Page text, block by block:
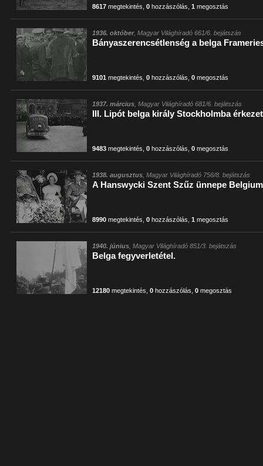
8617 megtekintés ,0 hozzászólás ,1 megosztás
1936. október, Magyar Világhíradó 661/6. bejátszás
Bányaszerencsétlenség a belga
9101 megtekintés ,0 hozzászólás ,0 megosztás
1937. március , Magyar Világhíradó 681/6. bejátszás
III. Lipót belga király Stockholmba
9483 megtekintés ,0 hozzászólás ,0 megosztás
1938. augusztus , Magyar Világhíradó 756/8. bejátszás
A Hanswycki Szent Szűz ünnepe
8990 megtekintés ,0 hozzászólás ,1 megosztás
1940. június , Magyar Világhíradó 851/3. bejátszás
Belga fegyverletétel.
12180 megtekintés ,0 hozzászólás ,0 megosztás